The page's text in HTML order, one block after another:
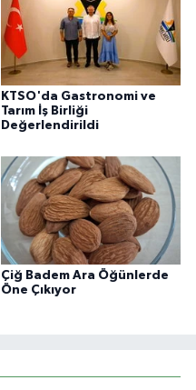
KTSO'da Gastronomi ve
Tarım İş Birliği
Değerlendirildi
Çiğ Badem Ara Öğünlerde
Öne Çıkıyor